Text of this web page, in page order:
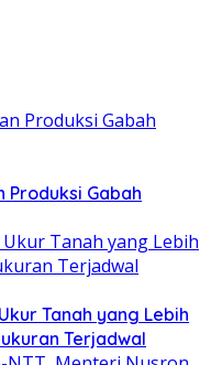
Produksi Gabah
Tanah yang Lebih
Terjadwal